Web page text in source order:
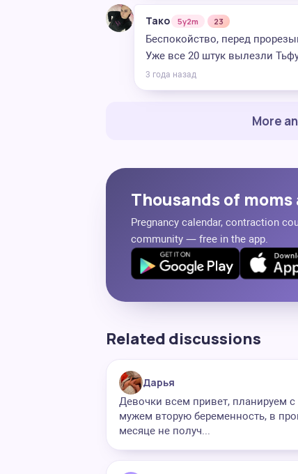
Тако 5y2m 23
Беспокойство, перед
Уже все 20 штук вылезли
3 года назад
More
Thousands of
Pregnancy calendar, contraction
community — free in the app.
Related discussions
Дарья
Девочки всем привет, планируем с
мужем вторую беременность, в
месяце не получ...